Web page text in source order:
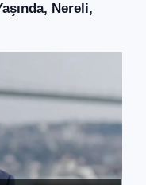
Nereli,